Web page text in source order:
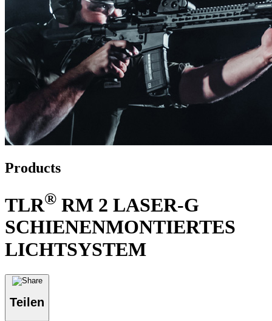
Products
TLR® RM 2 LASER-G
SCHIENENMONTIERTES
LICHTSYSTEM
Teilen